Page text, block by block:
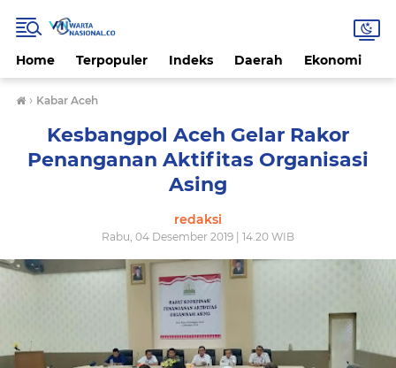
Home Terpopuler Indeks Daerah Ekonomi
› Kabar Aceh
Kesbangpol Aceh Gelar Rakor
Penanganan Aktifitas Organisasi
Asing
redaksi
Rabu, 04 Desember 2019 | 14.20 WIB